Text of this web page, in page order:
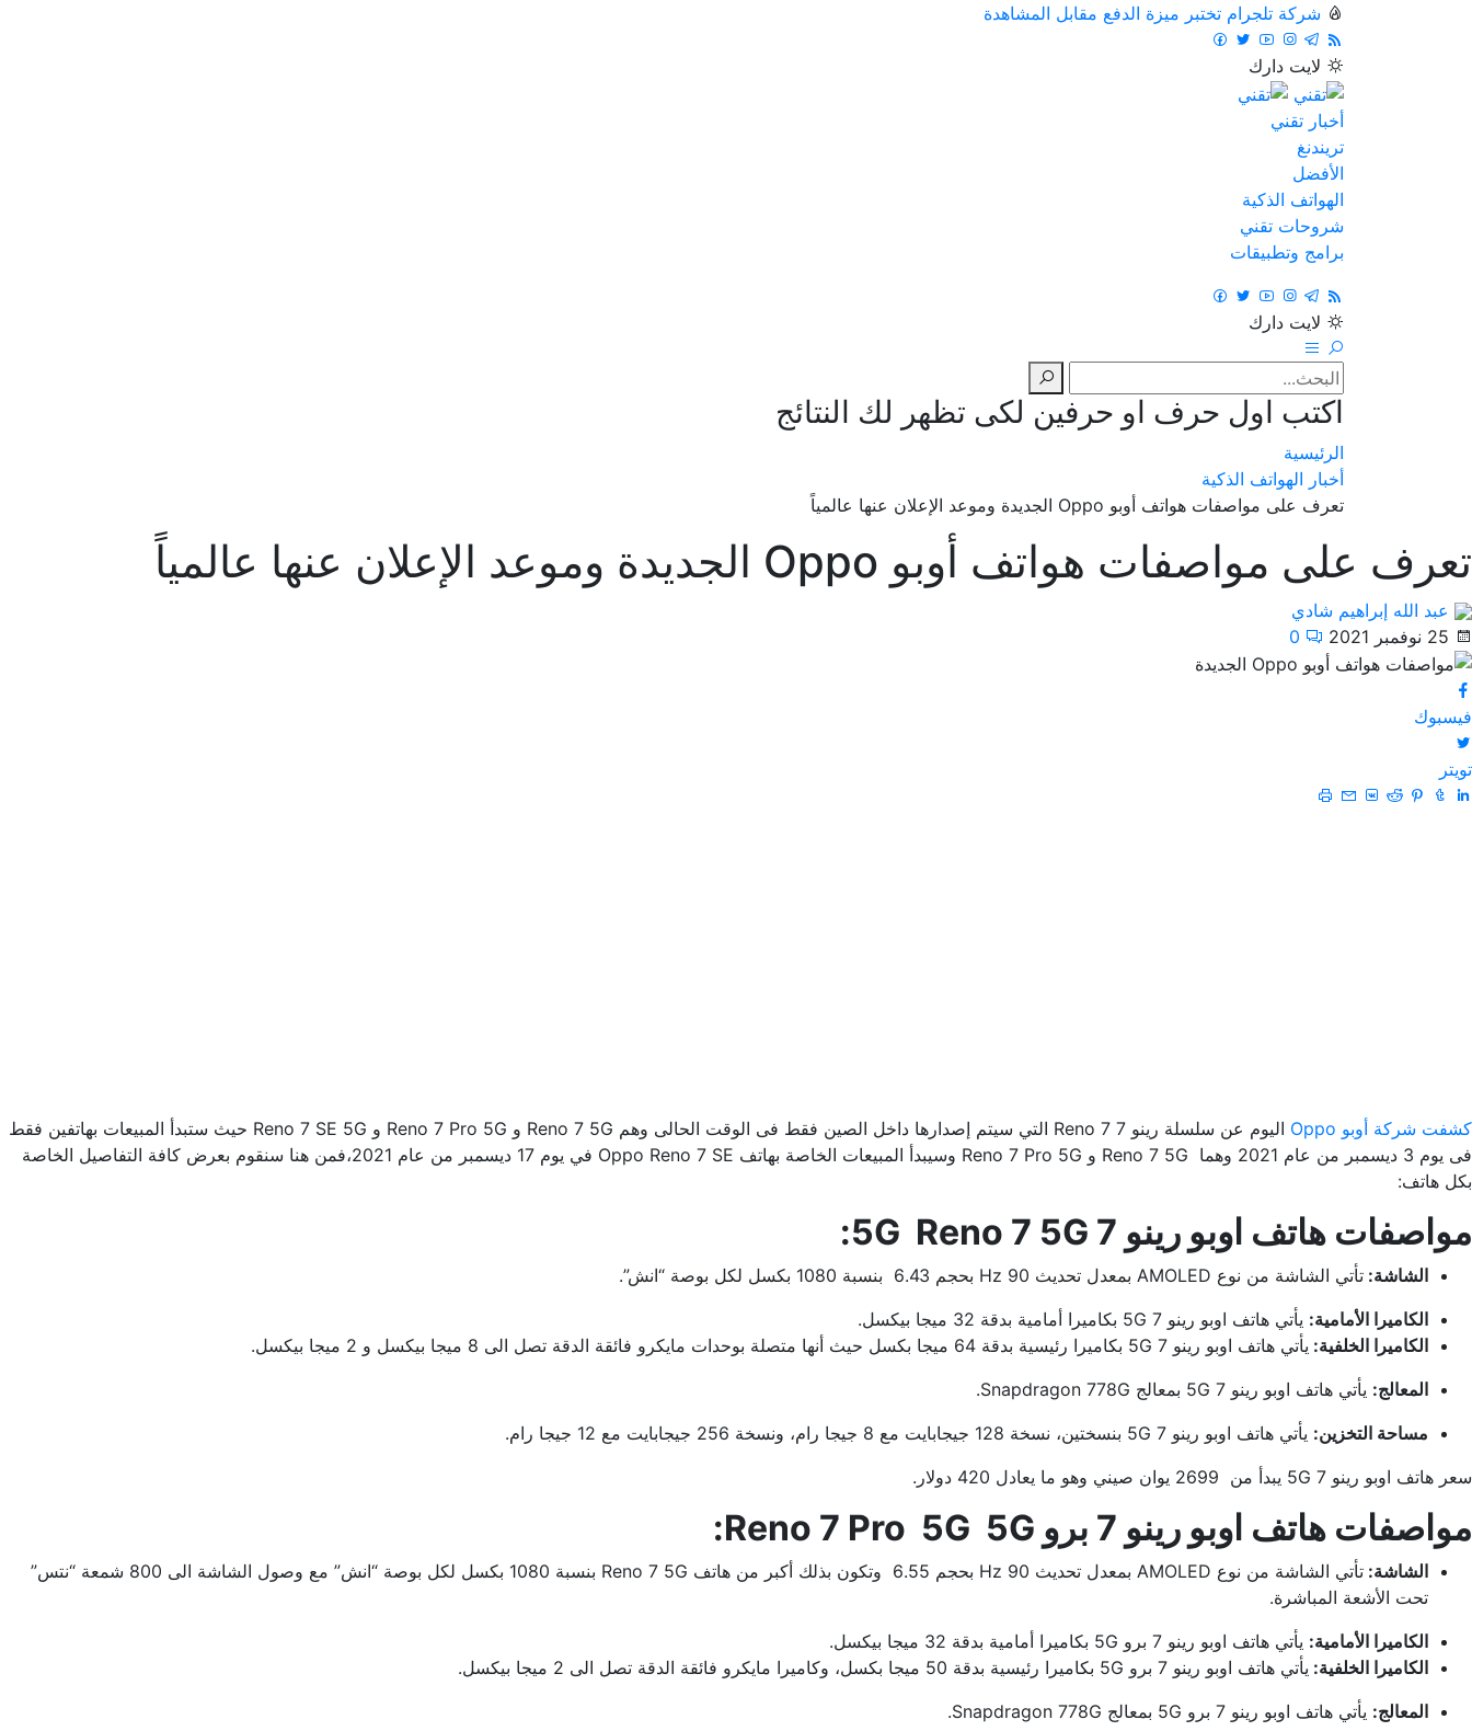
شركة تلجرام تختبر ميزة الدفع مقابل المشاهدة
لايت دارك
أخبار تقني
تريندنغ
الأفضل
الهواتف الذكية
شروحات تقني
برامج وتطبيقات
لايت دارك
اكتب اول حرف او حرفين لكى تظهر لك النتائج
الرئيسية
أخبار الهواتف الذكية
تعرف على مواصفات هواتف أوبو Oppo الجديدة وموعد الإعلان عنها عالمياً
تعرف على مواصفات هواتف أوبو Oppo الجديدة وموعد الإعلان عنها عالمياً
عبد الله إبراهيم شادي
25 نوفمبر 2021
0
فيسبوك
تويتر
كشفت شركة أوبو Oppo
اليوم عن سلسلة رينو 7 Reno 7 التي سيتم إصدارها داخل الصين فقط فى الوقت الحالى وهم Reno 7 5G و Reno 7 Pro 5G و Reno 7 SE 5G حيث ستبدأ المبيعات بهاتفين فقط
فى يوم 3 ديسمبر من عام 2021 وهما Reno 7 5G و Reno 7 Pro 5G وسيبدأ المبيعات الخاصة بهاتف Oppo Reno 7 SE في يوم 17 ديسمبر من عام 2021،فمن هنا سنقوم بعرض كافة التفاصيل الخاصة
بكل هاتف:
مواصفات هاتف اوبو رينو 7 5G Reno 7 5G:
الشاشة: تأتي الشاشة من نوع AMOLED بمعدل تحديث 90 Hz بحجم 6.43 بنسبة 1080 بكسل لكل بوصة “انش”.
الكاميرا الأمامية: يأتي هاتف اوبو رينو 7 5G بكاميرا أمامية بدقة 32 ميجا بيكسل.
الكاميرا الخلفية: يأتي هاتف اوبو رينو 7 5G بكاميرا رئيسية بدقة 64 ميجا بكسل حيث أنها متصلة بوحدات مايكرو فائقة الدقة تصل الى 8 ميجا بيكسل و 2 ميجا بيكسل.
المعالج: يأتي هاتف اوبو رينو 7 5G بمعالج Snapdragon 778G.
مساحة التخزين: يأتي هاتف اوبو رينو 7 5G بنسختين، نسخة 128 جيجابايت مع 8 جيجا رام، ونسخة 256 جيجابايت مع 12 جيجا رام.
سعر هاتف اوبو رينو 7 5G يبدأ من 2699 يوان صيني وهو ما يعادل 420 دولار.
مواصفات هاتف اوبو رينو 7 برو Reno 7 Pro 5G 5G:
الشاشة:
تأتي الشاشة من نوع AMOLED بمعدل تحديث 90 Hz بحجم 6.55 وتكون بذلك أكبر من هاتف Reno 7 5G بنسبة 1080 بكسل لكل بوصة “انش” مع وصول الشاشة الى 800 شمعة “نتس”
تحت الأشعة المباشرة.
الكاميرا الأمامية: يأتي هاتف اوبو رينو 7 برو 5G بكاميرا أمامية بدقة 32 ميجا بيكسل.
الكاميرا الخلفية: يأتي هاتف اوبو رينو 7 برو 5G بكاميرا رئيسية بدقة 50 ميجا بكسل، وكاميرا مايكرو فائقة الدقة تصل الى 2 ميجا بيكسل.
المعالج: يأتي هاتف اوبو رينو 7 برو 5G بمعالج Snapdragon 778G.